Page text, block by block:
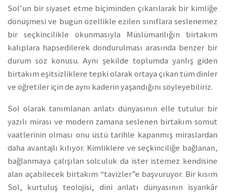
Sol’un bir siyaset etme biçiminden çıkarılarak bir kimliğe
dönüşmesi ve bugün özellikle ezilen sınıflara seslenemez
bir seçkincilikle okunmasıyla Müslümanlığın birtakım
kalıplara hapsedilerek dondurulması arasında benzer bir
durum söz konusu. Aynı şekilde toplumda yanlış giden
birtakım eşitsizliklere tepki olarak ortaya çıkan tüm dinler
ve öğretiler için de aynı kaderin yaşandığını söyleyebiliriz.
Sol olarak tanımlanan anlatı dünyasının elle tutulur bir
yazılı mirası ve modern zamana seslenen birtakım somut
vaatlerinin olması onu üstü tarihle kapanmış miraslardan
daha avantajlı kılıyor. Kimliklere ve seçkinciliğe bağlanan,
bağlanmaya çalışılan solculuk da ister istemez kendisine
alan açabilecek birtakım “tavizler”e başvuruyor. Bir kısım
Sol, kurtuluş teolojisi, dini anlatı dünyasının isyankâr